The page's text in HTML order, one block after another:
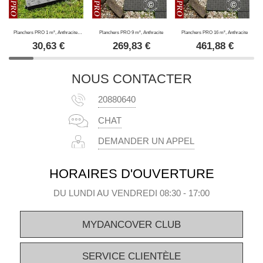
30,63€
Planchers PRO 9 m², Anthracite
269,83€
Planchers PRO 16 m², Anthracite
461,88€
NOUS CONTACTER
20880640
CHAT
DEMANDER UN APPEL
HORAIRES D'OUVERTURE
DU LUNDI AU VENDREDI 08:30 - 17:00
MYDANCOVER CLUB
SERVICE CLIENTÈLE